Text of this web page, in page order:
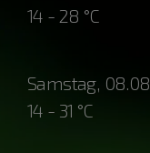
14 - 28 °C
Samstag, 08.08.
14 - 31 °C